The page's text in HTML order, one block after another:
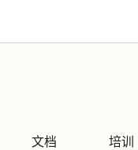
文档 培训